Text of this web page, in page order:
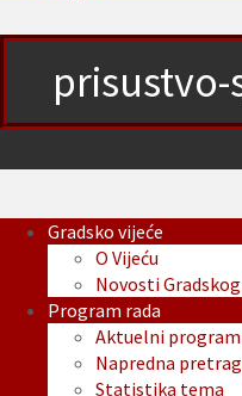
prisustvo-
Gradsko vijeće
O Vijeću
Novosti
Program rada
Aktuelni program
Napredna
Statistika tema